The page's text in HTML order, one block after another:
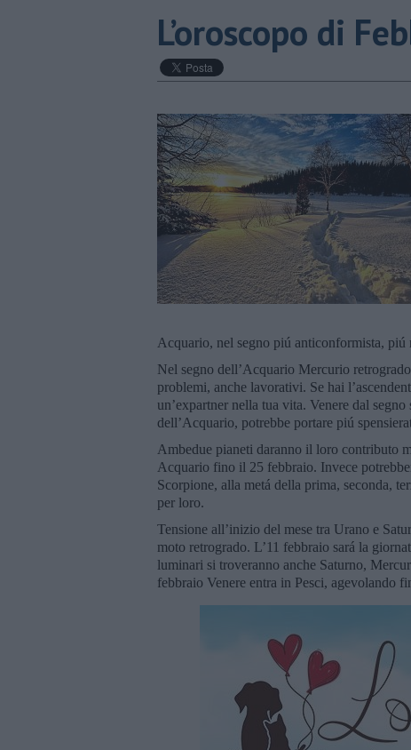
​L’oroscopo di
Acquario, nel segno piú anticonformista, piú
Nel segno dell’Acquario Mercurio
problemi, anche lavorativi. Se hai
un’expartner nella tua vita. Venere dal
dell’Acquario, potrebbe portare piú
Ambedue pianeti daranno il loro contributo
Acquario fino il 25 febbraio. Invece
Scorpione, alla metá della prima, seconda,
per loro.
Tensione all’inizio del mese tra Urano e
moto retrogrado. L’11 febbraio sará la
luminari si troveranno anche Saturno,
febbraio Venere entra in Pesci, agevolando